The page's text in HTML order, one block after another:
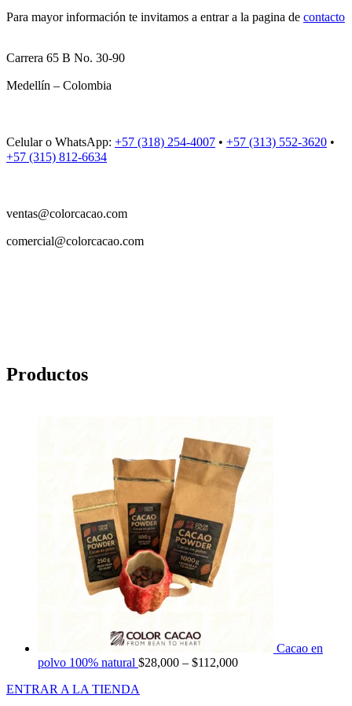
Para mayor información te invitamos a entrar a la pagina de contacto
Carrera 65 B No. 30-90
Medellín – Colombia
Celular o WhatsApp: +57 (318) 254-4007 • +57 (313) 552-3620 •
+57 (315) 812-6634
ventas@colorcacao.com
comercial@colorcacao.com
Productos
Cacao en
polvo 100% natural $28,000 – $112,000
ENTRAR A LA TIENDA